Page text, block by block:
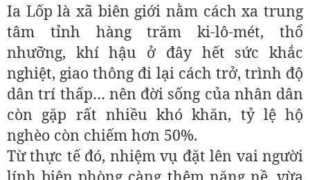
Ia Lốp là xã biên giới nằm cách xa trung
tâm tỉnh hàng trăm ki-lô-mét, thổ
nhưỡng, khí hậu ở đây hết sức khắc
nghiệt, giao thông đi lại cách trở, trình độ
dân trí thấp… nên đời sống của nhân dân
còn gặp rất nhiều khó khăn, tỷ lệ hộ
nghèo còn chiếm hơn 50%.
Từ thực tế đó, nhiệm vụ đặt lên vai người